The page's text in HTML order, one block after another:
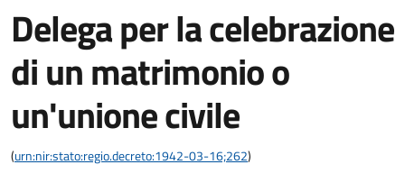
Delega per la celebrazione
di un matrimonio o
un'unione civile
(urn:nir:stato:regio.decreto:1942-03-16;262)